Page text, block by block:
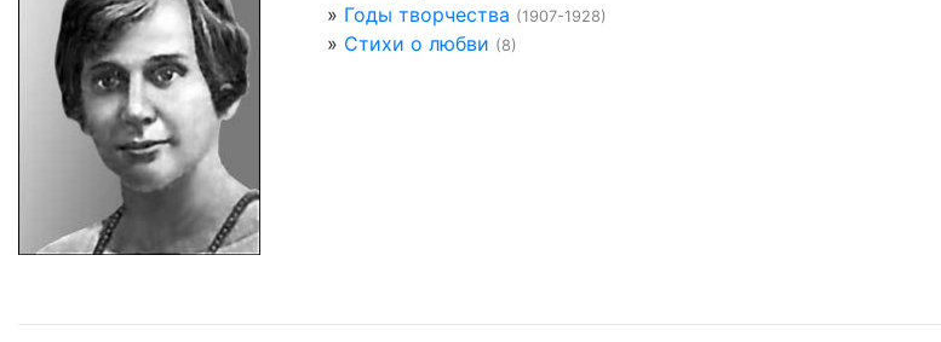
» Годы творчества (1907-1928)
» Стихи о любви (8)